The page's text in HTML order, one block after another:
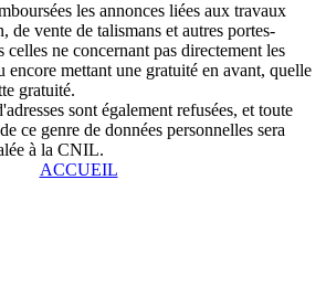
les annonces liées aux travaux
de vente de talismans et autres portes-
celles ne concernant pas directement les
encore mettant une gratuité en avant, quelle
gratuité.
sont également refusées, et toute
ce genre de données personnelles sera
à la CNIL.
ACCUEIL